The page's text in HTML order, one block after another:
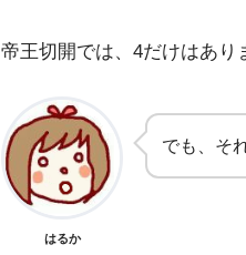
帝王切開では、4だけはあり
はるか
でも、そ